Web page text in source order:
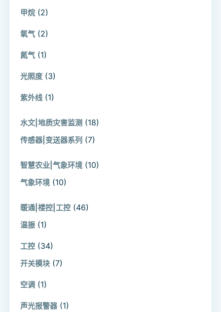
甲烷 (2)
氧气 (2)
氮气 (1)
光照度 (3)
紫外线 (1)
水文|地质灾害监测 (18)
传感器|变送器系列 (7)
智慧农业|气象环境 (10)
气象环境 (10)
暖通|楼控|工控 (46)
温振 (1)
工控 (34)
开关模块 (7)
空调 (1)
声光报警器 (1)